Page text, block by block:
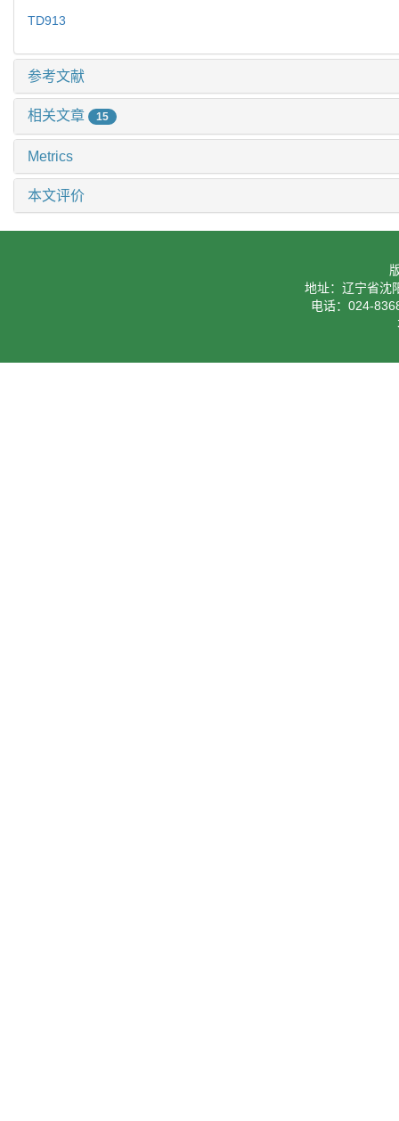
TD913
参考文献
相关文章 15
Metrics
本文评价
地址：辽宁省沈
电话：024-